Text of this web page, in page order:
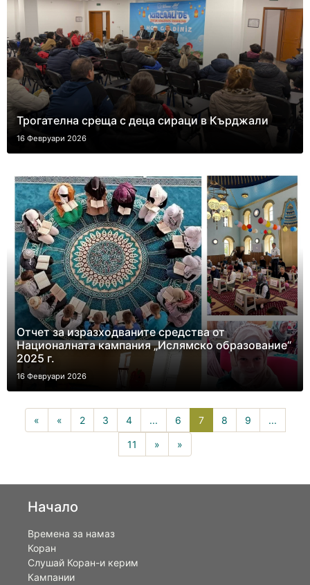
Трогателна среща с деца сираци в Кърджали
16 Февруари 2026
Отчет за изразходваните средства от
Националната кампания „Ислямско образование“
2025 г.
16 Февруари 2026
« « 2 3 4 ... 6 77(current)
8 9 ...
11 » »
Начало
Времена за намаз
Коран
Слушай Коран-и керим
Кампании